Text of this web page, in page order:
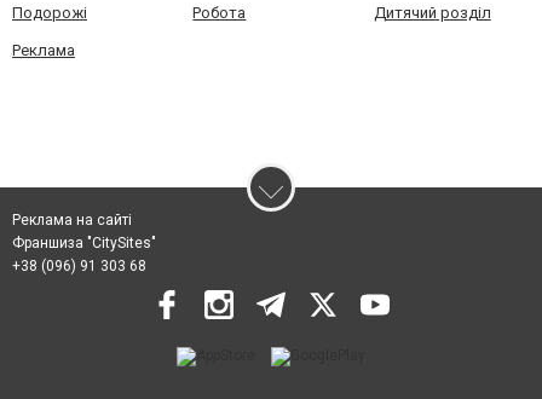
Подорожі Робота Дитячий розділ
Реклама
Реклама на сайті
Франшиза "CitySites"
+38 (096) 91 303 68